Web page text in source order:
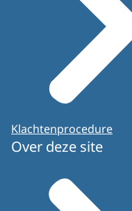
Klachtenprocedure
Over deze site